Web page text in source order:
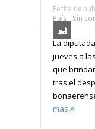
Fecha de
País
Sin
La
jueves a
que
tras el
más